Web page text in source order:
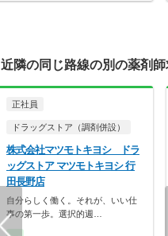
近隣の同じ路線の別の薬剤師
正社員
ドラッグストア（調剤併設）
株式会社マツモトキヨシ ドラ
ッグストア マツモトキヨシ 行
田長野店
自分らしく働く。それが、いい仕
事の第一歩。選択的週…